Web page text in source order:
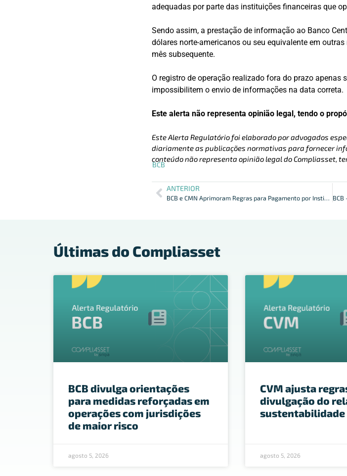
adequadas por parte das instituições financeiras que
Sendo assim, a prestação de informação ao Banco
dólares norte-americanos ou seu equivalente em
mês subsequente.
O registro de operação realizado fora do prazo
impossibilitem o envio de informações na data correta.
Este alerta não representa opinião legal, tendo o
Este Alerta Regulatório foi elaborado por advogados
diariamente as publicações normativas para fornecer
conteúdo não representa opinião legal do Compliasset,
BCB
ANTERIOR
BCB e CMN Aprimoram Regras para Pagamento por Instituições S2 a S5
Últimas do Compliasset
BCB divulga orientações
para medidas reforçadas em
operações com jurisdições
de maior risco
agosto 5, 2026
CVM ajusta
divulgação do
sustentabilidade
agosto 5, 2026